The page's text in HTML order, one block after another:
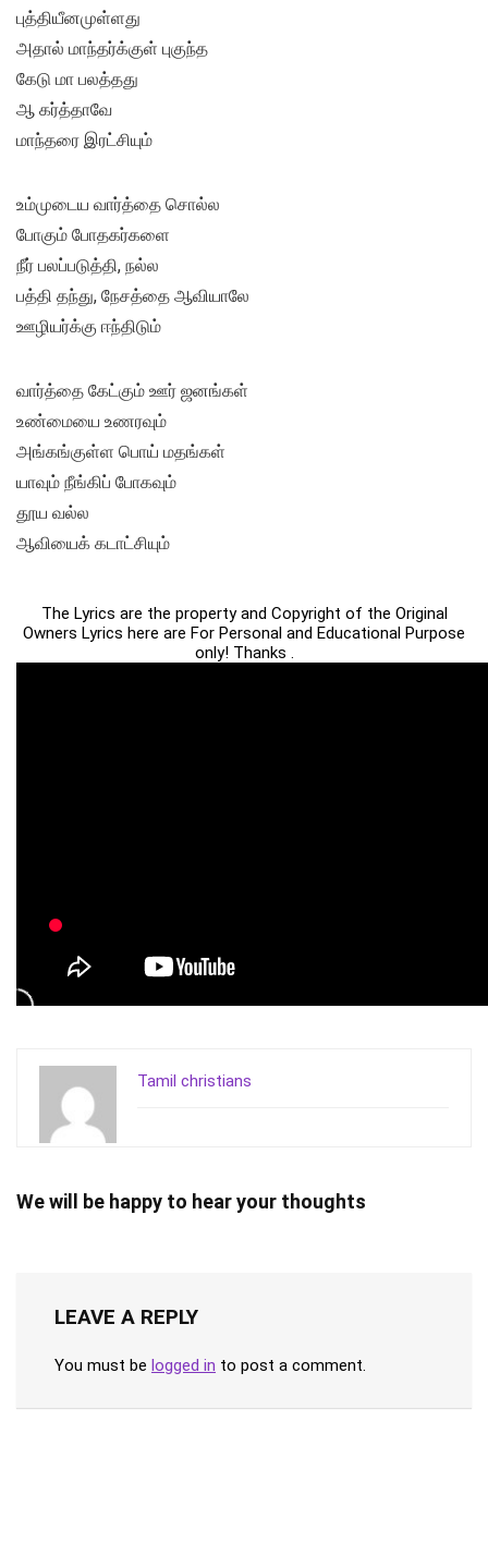
புத்தியீனமுள்ளது
அதால் மாந்தர்க்குள் புகுந்த
கேடு மா பலத்தது
ஆ கர்த்தாவே
மாந்தரை இரட்சியும்
உம்முடைய வார்த்தை சொல்ல
போகும் போதகர்களை
நீர் பலப்படுத்தி, நல்ல
பத்தி தந்து, நேசத்தை ஆவியாலே
ஊழியர்க்கு ஈந்திடும்
வார்த்தை கேட்கும் ஊர் ஜனங்கள்
உண்மையை உணரவும்
அங்கங்குள்ள பொய் மதங்கள்
யாவும் நீங்கிப் போகவும்
தூய வல்ல
ஆவியைக் கடாட்சியும்
The Lyrics are the property and Copyright of the Original
Owners Lyrics here are For Personal and Educational Purpose
only! Thanks .
Tamil christians
We will be happy to hear your thoughts
LEAVE A REPLY
You must be logged in to post a comment.